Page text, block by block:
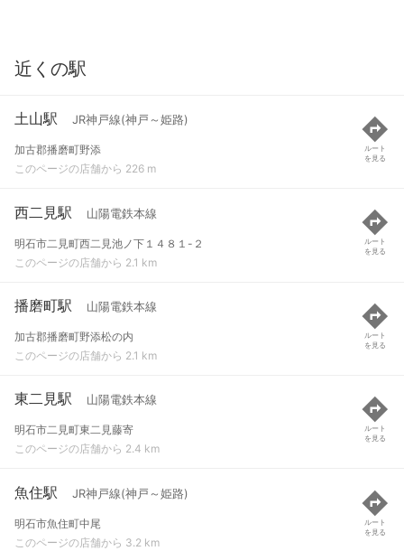
近くの駅
土山駅 JR神戸線(神戸～姫路)
加古郡播磨町野添
このページの店舗から 226 m
ルート
を見る
西二見駅 山陽電鉄本線
明石市二見町西二見池ノ下１４８１-２
このページの店舗から 2.1 km
ルート
を見る
播磨町駅 山陽電鉄本線
加古郡播磨町野添松の内
このページの店舗から 2.1 km
ルート
を見る
東二見駅 山陽電鉄本線
明石市二見町東二見藤寄
このページの店舗から 2.4 km
ルート
を見る
魚住駅 JR神戸線(神戸～姫路)
明石市魚住町中尾
このページの店舗から 3.2 km
ルート
を見る